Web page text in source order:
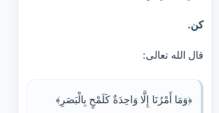
كن.
قال الله تعالى:
﴿وَمَا أَمْرُنَا إِلَّا وَاحِدَةٌ كَلَمْحٍ بِالْبَصَرِ﴾